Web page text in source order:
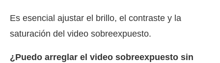
Es esencial ajustar el brillo, el contraste y la
saturación del video sobreexpuesto.
¿Puedo arreglar el video sobreexpuesto sin